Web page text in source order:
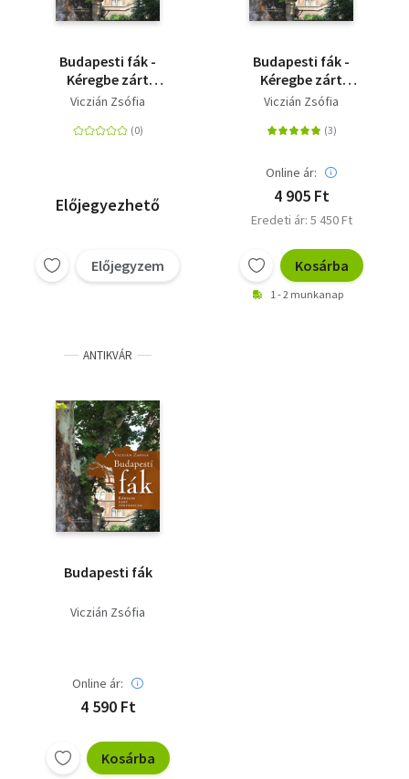
Budapesti fák -
Kéregbe zárt
történelem
Viczián Zsófia
Előjegyezhető
Előjegyzem
Budapesti fák -
Kéregbe zárt
történelem - Második
Viczián Zsófia
Online ár:
4 905 Ft
Eredeti ár: 5 450 Ft
Kosárba
1 - 2 munkanap
ANTIKVÁR
Budapesti fák
Viczián Zsófia
Online ár:
4 590 Ft
Kosárba